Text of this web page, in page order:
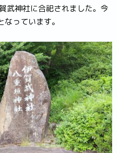
武神社に合祀されました。今
っています。